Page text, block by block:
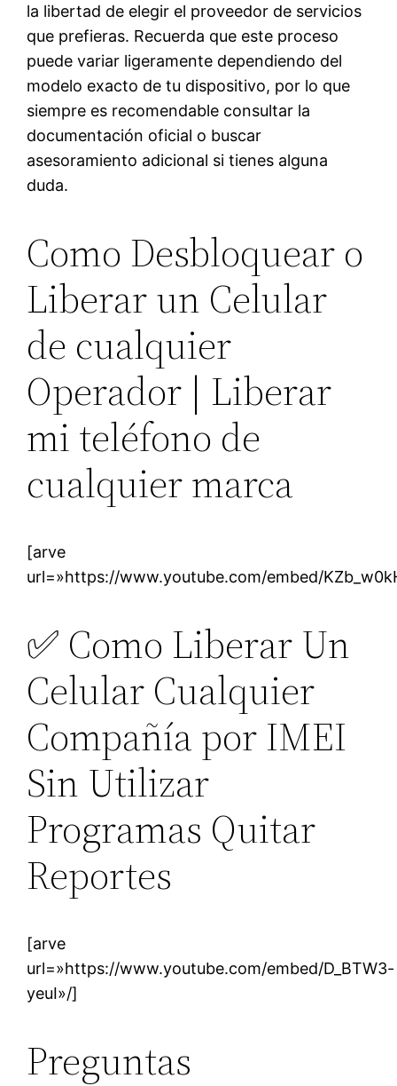
la libertad de elegir el proveedor de servicios
que prefieras. Recuerda que este proceso
puede variar ligeramente dependiendo del
modelo exacto de tu dispositivo, por lo que
siempre es recomendable consultar la
documentación oficial o buscar
asesoramiento adicional si tienes alguna
duda.
Como Desbloquear o
Liberar un Celular
de cualquier
Operador | Liberar
mi teléfono de
cualquier marca
[arve
url=»https://www.youtube.com/embed/
✅ Como Liberar Un
Celular Cualquier
Compañía por IMEI
Sin Utilizar
Programas Quitar
Reportes
[arve
url=»https://www.youtube.com/embed/D_BTW3-
yeuI»/]
Preguntas